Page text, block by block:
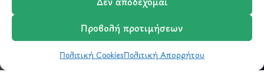
Προβολή προτιμήσεων
Πολιτική CookiesΠολιτική Απορρήτου
ΣΧΕΤΙΚΑ ΜΕ ΕΜΑΣ
Σχετικά με εμάς
Επικοινωνία
WishlistΚαλάθιΣύγκριση
Ο Λογαριασμός μου